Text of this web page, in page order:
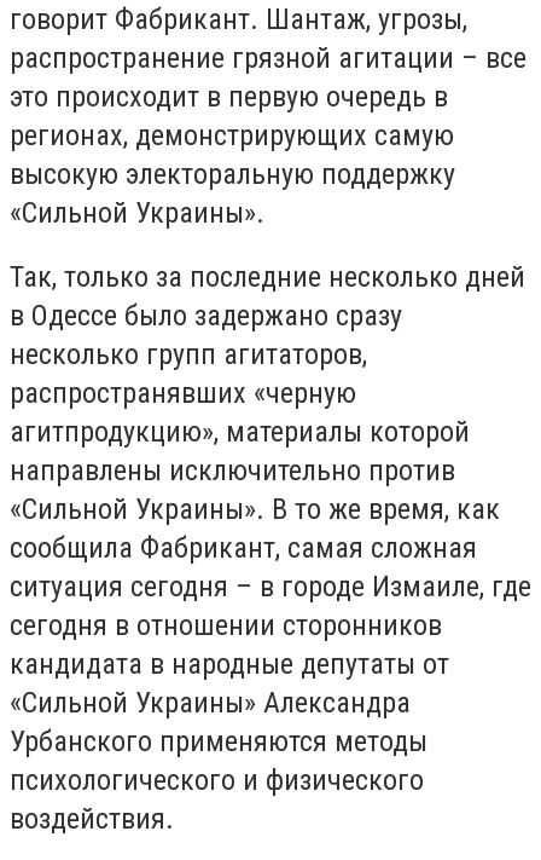
говорит Фабрикант. Шантаж, угрозы,
распространение грязной агитации – все
это происходит в первую очередь в
регионах, демонстрирующих самую
высокую электоральную поддержку
«Сильной Украины».
Так, только за последние несколько дней
в Одессе было задержано сразу
несколько групп агитаторов,
распространявших «черную
агитпродукцию», материалы которой
направлены исключительно против
«Сильной Украины». В то же время, как
сообщила Фабрикант, самая сложная
ситуация сегодня – в городе Измаиле, где
сегодня в отношении сторонников
кандидата в народные депутаты от
«Сильной Украины» Александра
Урбанского применяются методы
психологического и физического
воздействия.